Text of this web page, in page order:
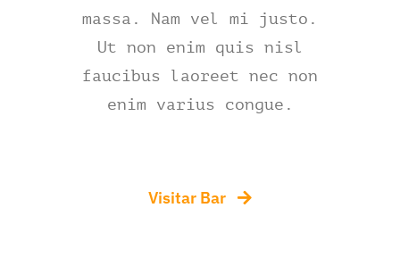
massa. Nam vel mi justo.
Ut non enim quis nisl
faucibus laoreet nec non
enim varius congue.
Visitar Bar